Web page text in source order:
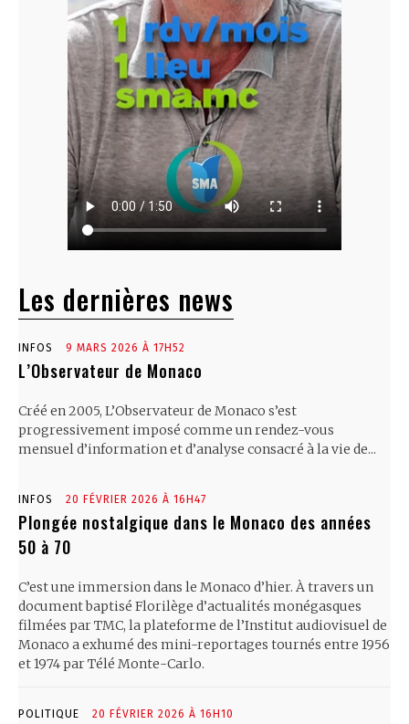
Les dernières news
INFOS 9 MARS 2026 À 17H52
L’Observateur de Monaco
Créé en 2005, L’Observateur de Monaco s’est
progressivement imposé comme un rendez-vous
mensuel d’information et d’analyse consacré à la vie de...
INFOS 20 FÉVRIER 2026 À 16H47
Plongée nostalgique dans le Monaco des années
50 à 70
C’est une immersion dans le Monaco d’hier. À travers un
document baptisé Florilège d’actualités monégasques
filmées par TMC, la plateforme de l’Institut audiovisuel de
Monaco a exhumé des mini-reportages tournés entre 1956
et 1974 par Télé Monte-Carlo.
POLITIQUE 20 FÉVRIER 2026 À 16H10